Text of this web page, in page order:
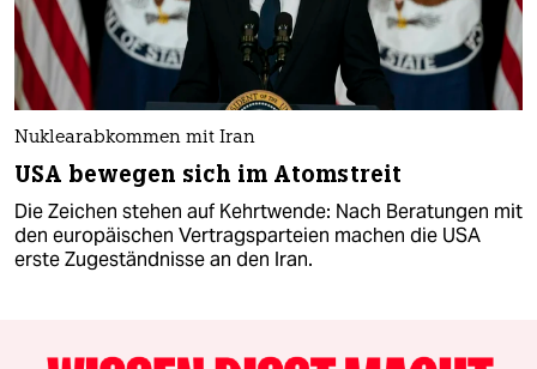
Nuklearabkommen mit Iran
USA bewegen sich im Atomstreit
Die Zeichen stehen auf Kehrtwende: Nach Beratungen mit
den europäischen Vertragsparteien machen die USA
erste Zugeständnisse an den Iran.